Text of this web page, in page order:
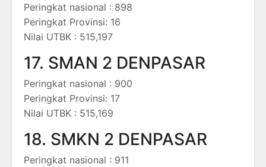
Peringkat nasional : 898
Peringkat Provinsi: 16
Nilai UTBK : 515,197
17. SMAN 2 DENPASAR
Peringkat nasional : 900
Peringkat Provinsi: 17
Nilai UTBK : 515,169
18. SMKN 2 DENPASAR
Peringkat nasional : 911